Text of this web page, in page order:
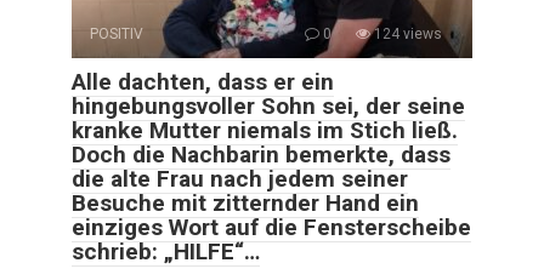
POSITIV 0 124 views
Alle dachten, dass er ein
hingebungsvoller Sohn sei, der seine
kranke Mutter niemals im Stich ließ.
Doch die Nachbarin bemerkte, dass
die alte Frau nach jedem seiner
Besuche mit zitternder Hand ein
einziges Wort auf die Fensterscheibe
schrieb: „HILFE“…